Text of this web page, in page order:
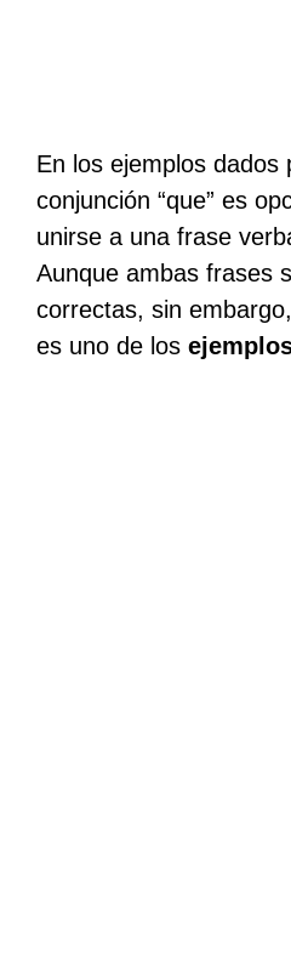
En los ejemplos dados
conjunción “que” es
unirse a una frase
Aunque ambas frases
correctas, sin
es uno de los